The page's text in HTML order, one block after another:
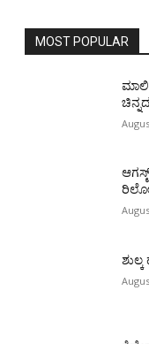
MOST POPULAR